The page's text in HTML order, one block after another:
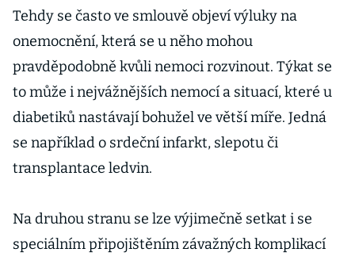
Tehdy se často ve smlouvě objeví výluky na
onemocnění, která se u něho mohou
pravděpodobně kvůli nemoci rozvinout. Týkat se
to může i nejvážnějších nemocí a situací, které u
diabetiků nastávají bohužel ve větší míře. Jedná
se například o srdeční infarkt, slepotu či
transplantace ledvin.
Na druhou stranu se lze výjimečně setkat i se
speciálním připojištěním závažných komplikací